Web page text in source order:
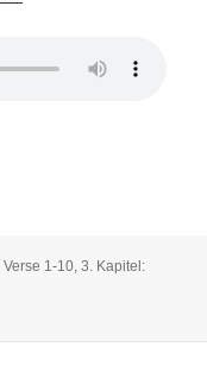
1-10,3. Kapitel:
10